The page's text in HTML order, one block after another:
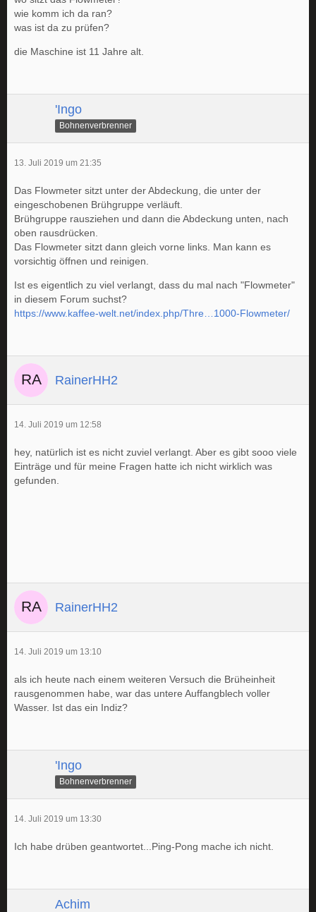
wie komm ich da ran?
was ist da zu prüfen?
die Maschine ist 11 Jahre alt.
'Ingo
Bohnenverbrenner
13. Juli 2019 um 21:35
Das Flowmeter sitzt unter der Abdeckung, die unter der
eingeschobenen Brühgruppe verläuft.
Brühgruppe rausziehen und dann die Abdeckung unten, nach
oben rausdrücken.
Das Flowmeter sitzt dann gleich vorne links. Man kann es
vorsichtig öffnen und reinigen.
Ist es eigentlich zu viel verlangt, dass du mal nach "Flowmeter"
in diesem Forum suchst?
https://www.kaffee-welt.net/index.php/Thre…1000-Flowmeter/
RainerHH2
14. Juli 2019 um 12:58
hey, natürlich ist es nicht zuviel verlangt. Aber es gibt sooo viele
Einträge und für meine Fragen hatte ich nicht wirklich was
gefunden.
RainerHH2
14. Juli 2019 um 13:10
als ich heute nach einem weiteren Versuch die Brüheinheit
rausgenommen habe, war das untere Auffangblech voller
Wasser. Ist das ein Indiz?
'Ingo
Bohnenverbrenner
14. Juli 2019 um 13:30
Ich habe drüben geantwortet...Ping-Pong mache ich nicht.
Achim